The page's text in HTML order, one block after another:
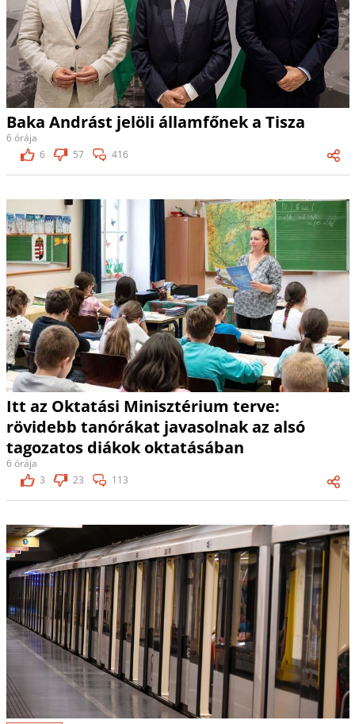
Baka Andrást jelöli államfőnek a Tisza
6 órája
6
57 416
Itt az Oktatási Minisztérium terve:
rövidebb tanórákat javasolnak az alsó
tagozatos diákok oktatásában
6 órája
3
23 113